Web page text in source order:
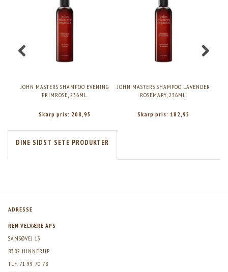
JOHN MASTERS SHAMPOO EVENING
PRIMROSE, 236ML.
Skarp pris: 208,95
JOHN MASTERS SHAMPOO LAVENDER
ROSEMARY, 236ML.
Skarp pris: 182,95
DINE SIDST SETE PRODUKTER
ADRESSE
REN VELVÆRE APS
SAMSØVEJ 13
8382 HINNERUP
TLF. 71 99 70 78